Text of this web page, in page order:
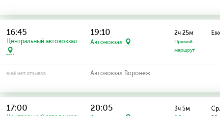
16:45
Центральный автовокзал
19:10
Автовокзал
2ч 25м
Прямой
маршрут
ещё нет отзывов Автовокзал Воронеж
17:00 20:05 3ч 5м